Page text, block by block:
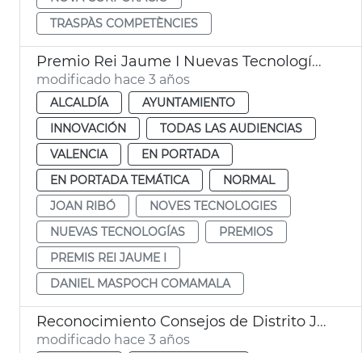
TRASPÀS COMPETÈNCIES
Premio Rei Jaume I Nuevas Tecnologías 2023
modificado hace 3 años
ALCALDÍA
AYUNTAMIENTO
INNOVACIÓN
TODAS LAS AUDIENCIAS
VALENCIA
EN PORTADA
EN PORTADA TEMÁTICA
NORMAL
JOAN RIBÓ
NOVES TECNOLOGIES
NUEVAS TECNOLOGÍAS
PREMIOS
PREMIS REI JAUME I
DANIEL MASPOCH COMAMALA
Reconocimiento Consejos de Distrito JMD
modificado hace 3 años